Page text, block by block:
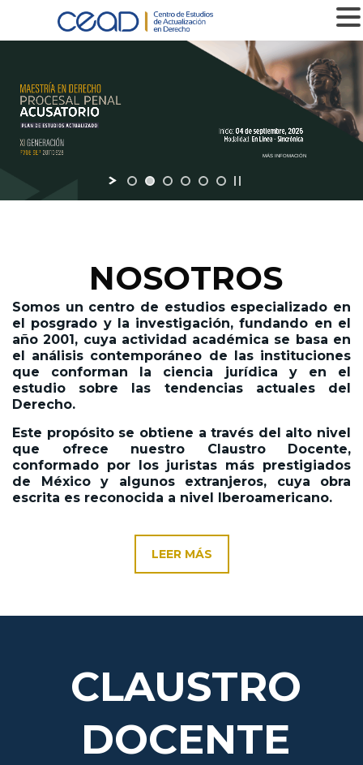
MÁS INFOMACIÓN
NOSOTROS
Somos un centro de estudios especializado en
el posgrado y la investigación,fundando en el
año 2001, cuya actividad académica se basa en
el análisis contemporáneo de las instituciones
que conforman la ciencia jurídica y en el
estudio sobre las tendencias actuales del
Derecho.
Este propósito se obtiene a través del alto nivel
que ofrece nuestro Claustro Docente,
conformado por los juristas más prestigiados
de México y algunos extranjeros, cuya obra
escrita es reconocida a nivel Iberoamericano.
LEER MÁS
CLAUSTRO
DOCENTE